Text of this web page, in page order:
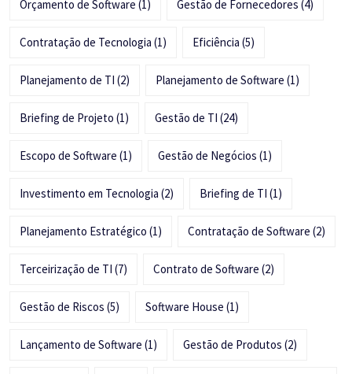
Orçamento de Software (1) Gestão de Fornecedores (4)
Contratação de Tecnologia (1) Eficiência (5)
Planejamento de TI (2) Planejamento de Software (1)
Briefing de Projeto (1) Gestão de TI (24)
Escopo de Software (1) Gestão de Negócios (1)
Investimento em Tecnologia (2) Briefing de TI (1)
Planejamento Estratégico (1) Contratação de Software (2)
Terceirização de TI (7) Contrato de Software (2)
Gestão de Riscos (5) Software House (1)
Lançamento de Software (1) Gestão de Produtos (2)